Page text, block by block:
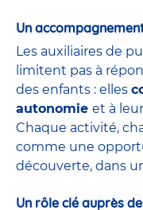
Un
Les auxiliaires de
limitent pas à
des enfants : elles
autonomie et à leur
Chaque activité,
comme une
découverte, dans
Un rôle clé auprès